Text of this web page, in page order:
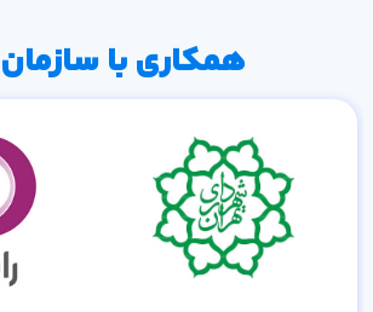
همکاری با